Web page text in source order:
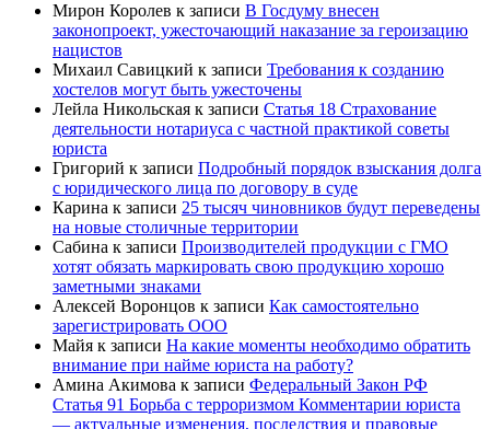
Мирон Королев к записи В Госдуму внесен
законопроект, ужесточающий наказание за героизацию
нацистов
Михаил Савицкий к записи Требования к созданию
хостелов могут быть ужесточены
Лейла Никольская к записи Статья 18 Страхование
деятельности нотариуса с частной практикой советы
юриста
Григорий к записи Подробный порядок взыскания долга
с юридического лица по договору в суде
Карина к записи 25 тысяч чиновников будут переведены
на новые столичные территории
Сабина к записи Производителей продукции с ГМО
хотят обязать маркировать свою продукцию хорошо
заметными знаками
Алексей Воронцов к записи Как самостоятельно
зарегистрировать ООО
Майя к записи На какие моменты необходимо обратить
внимание при найме юриста на работу?
Амина Акимова к записи Федеральный Закон РФ
Статья 91 Борьба с терроризмом Комментарии юриста
— актуальные изменения, последствия и правовые